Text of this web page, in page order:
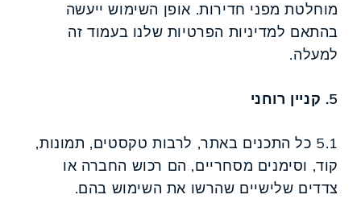
מוחלטת מפני חדירות. אופן השימוש ייעשה
בהתאם למדיניות הפרטיות שלנו בעמוד זה
למעלה.
5. קניין רוחני
5.1 כל התכנים באתר, לרבות טקסטים, תמונות,
קוד, וסימנים מסחריים, הם רכוש החברה או
צדדים שלישיים שהרשו את השימוש בהם.